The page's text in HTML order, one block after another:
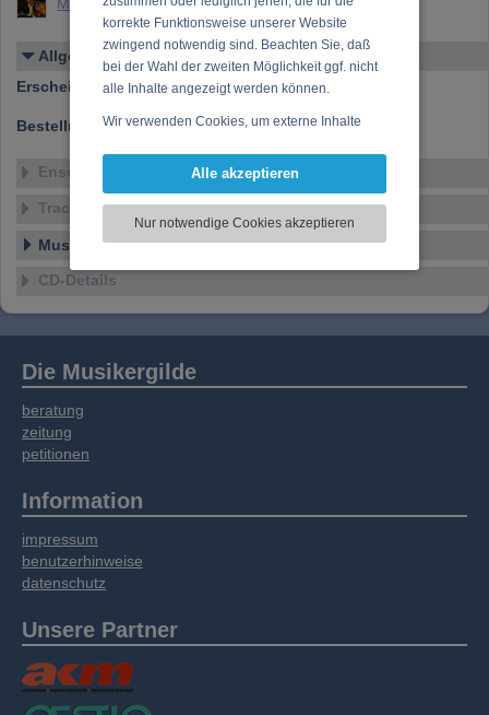
korrekte Funktionsweise unserer Website
zwingend notwendig sind. Beachten Sie, daß
bei der Wahl der zweiten Möglichkeit ggf. nicht
alle Inhalte angezeigt werden können.
Wir verwenden Cookies, um externe Inhalte
Funktionen für soziale Medien anbieten zu
zu analysieren. Dabei werden ggf.
Informationen zu Ihrer Verwendung unserer
soziale Medien, Werbung und Analysen
Informationen möglicherweise mit weiteren
Daten zusammen, die Sie bereitgestellt haben
oder die sie im Rahmen Ihrer Nutzung der
Dienste gesammelt haben.
Alle akzeptieren
Nur notwendige Cookies akzeptieren
Allgemeines
Erscheinen bei:Vagabond
Bestellnummer:VRCD 8.99024
Ensemble
Tracklist
Musikstile
CD-Details
Die Musikergilde
beratung
zeitung
petitionen
Information
impressum
benutzerhinweise
datenschutz
Unsere Partner